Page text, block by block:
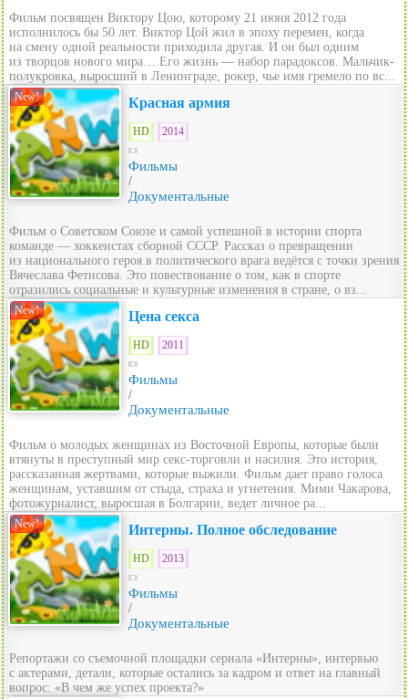
Фильм посвящен Виктору Цою, которому 21 июня 2012 года
исполнилось бы 50 лет. Виктор Цой жил в эпоху перемен, когда
на смену одной реальности приходила другая. И он был одним
из творцов нового мира… Его жизнь — набор парадоксов. Мальчик-
полукровка, выросший в Ленинграде, рокер, чье имя гремело по вс...
New! Красная армия
HD 2014
Фильмы
/
Документальные
Фильм о Советском Союзе и самой успешной в истории спорта
команде — хоккеистах сборной СССР. Рассказ о превращении
из национального героя в политического врага ведётся с точки зрения
Вячеслава Фетисова. Это повествование о том, как в спорте
отразились социальные и культурные изменения в стране, о вз...
New! Цена секса
HD 2011
Фильмы
/
Документальные
Фильм о молодых женщинах из Восточной Европы, которые были
втянуты в преступный мир секс-торговли и насилия. Это история,
рассказанная жертвами, которые выжили. Фильм дает право голоса
женщинам, уставшим от стыда, страха и угнетения. Мими Чакарова,
фотожурналист, выросшая в Болгарии, ведет личное ра...
New! Интерны. Полное обследование
HD 2013
Фильмы
/
Документальные
Репортажи со съемочной площадки сериала «Интерны», интервью
с актерами, детали, которые остались за кадром и ответ на главный
вопрос: «В чем же успех проекта?»